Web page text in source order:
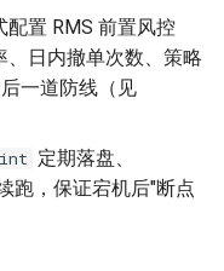
配置 RMS 前置风控
、日内撤单次数、策略
一道防线（见
定期落盘、
跑，保证宕机后"断点